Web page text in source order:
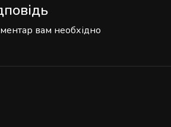
вам необхідно